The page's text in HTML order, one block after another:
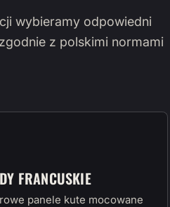
wybieramy odpowiedni
z polskimi normami
FRANCUSKIE
panele kute mocowane